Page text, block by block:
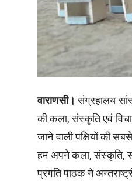
वाराणसी। संग्रहालय
की कला,संस्कृति एवं
जाने वाली पक्षियों की
हम अपने कला,संस्कृति,
प्रगति पाठक ने